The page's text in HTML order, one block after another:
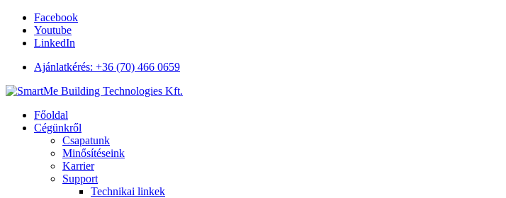
Facebook
Youtube
LinkedIn
Ajánlatkérés: +36 (70) 466 0659
Főoldal
Cégünkről
Csapatunk
Minősítéseink
Karrier
Support
Technikai linkek